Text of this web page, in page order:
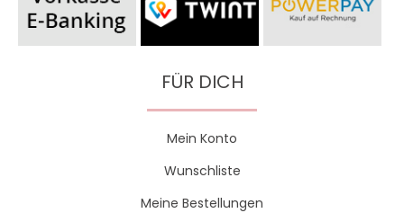
FÜR DICH
Mein Konto
Wunschliste
Meine Bestellungen